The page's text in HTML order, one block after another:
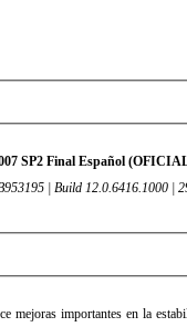
SP2 Final Español
| Build 12.0.6416.1000 |
mejoras importantes en la